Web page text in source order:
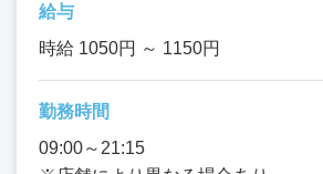
給与
時給 1050円 ～ 1150円
勤務時間
09:00～21:15